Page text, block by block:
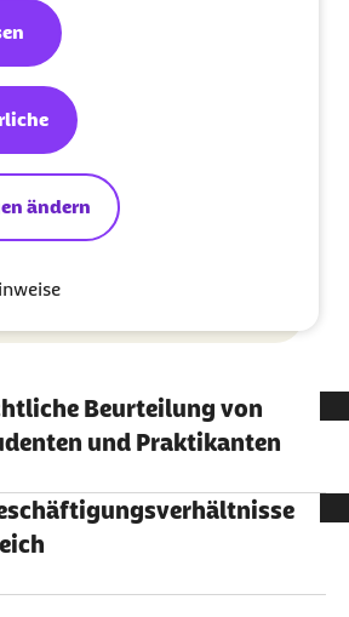
ändern
läuft das Melde- und
nicht über die Minijob-
die jeweilige Krankenkasse
Regelung gilt nicht für
wie Auszubildende,
an dualen
Beurteilung von
und Praktikanten